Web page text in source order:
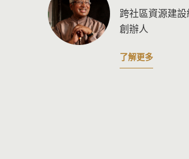
跨社區資源建設
創辦人
了解更多